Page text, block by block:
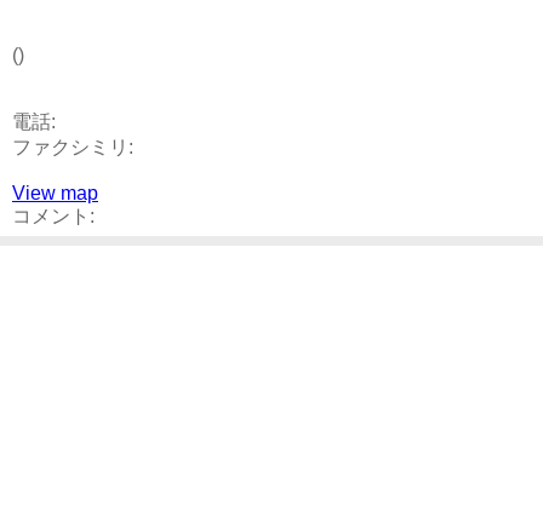
()
電話:
ファクシミリ:
View map
コメント: